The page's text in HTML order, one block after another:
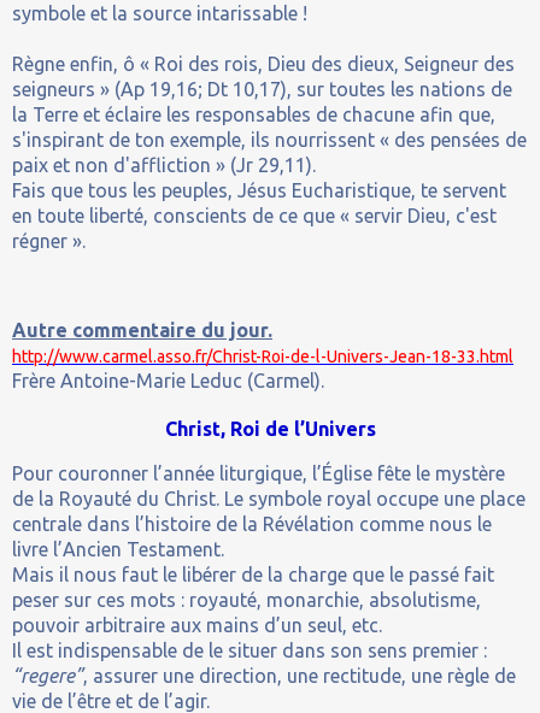
symbole et la source intarissable !
Règne enfin, ô « Roi des rois, Dieu des dieux, Seigneur des
seigneurs » (Ap 19,16; Dt 10,17), sur toutes les nations de
la Terre et éclaire les responsables de chacune afin que,
s'inspirant de ton exemple, ils nourrissent « des pensées de
paix et non d'affliction » (Jr 29,11).
Fais que tous les peuples, Jésus Eucharistique, te servent
en toute liberté, conscients de ce que « servir Dieu, c'est
régner ».
Autre commentaire du jour.
http://www.carmel.asso.fr/Christ-Roi-de-l-Univers-Jean-18-33.html
Frère Antoine-Marie Leduc (Carmel).
Christ, Roi de l’Univers
Pour couronner l’année liturgique, l’Église fête le mystère
de la Royauté du Christ. Le symbole royal occupe une place
centrale dans l’histoire de la Révélation comme nous le
livre l’Ancien Testament.
Mais il nous faut le libérer de la charge que le passé fait
peser sur ces mots : royauté, monarchie, absolutisme,
pouvoir arbitraire aux mains d’un seul, etc.
Il est indispensable de le situer dans son sens premier :
“regere”, assurer une direction, une rectitude, une règle de
vie de l’être et de l’agir.